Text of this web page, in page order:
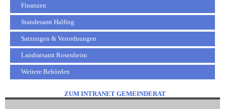
Finanzen
Standesamt Halfing
Satzungen & Verordnungen
Landratsamt Rosenheim
Weitere Behörden
ZUM INTRANET GEMEINDERAT